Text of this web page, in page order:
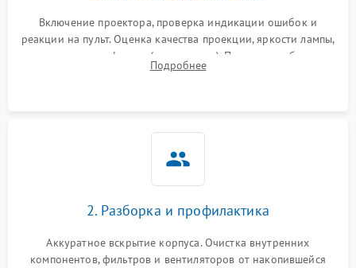
Включение проектора, проверка индикации ошибок и
реакции на пульт. Оценка качества проекции, яркости лампы,
наличия артефактов (точки, пятна). Проверка работы
системы охлаждения по уровню шума вентиляторов.
Подробнее
2. Разборка и профилактика
Аккуратное вскрытие корпуса. Очистка внутренних
компонентов, фильтров и вентиляторов от накопившейся